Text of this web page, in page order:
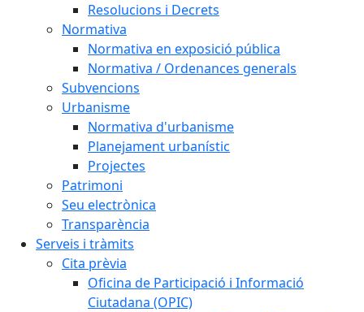
Resolucions i Decrets
Normativa
Normativa en exposició pública
Normativa / Ordenances generals
Subvencions
Urbanisme
Normativa d'urbanisme
Planejament urbanístic
Projectes
Patrimoni
Seu electrònica
Transparència
Serveis i tràmits
Cita prèvia
Oficina de Participació i Informació
Ciutadana (OPIC)